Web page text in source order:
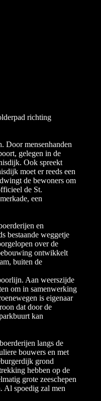
richting
Door mensenhanden
gelegen in de
Ook spreekt
moet er reeds een
de bewoners om
de St.
een
en
bestaande weggetje
over de
ontwikkelt
buiten de
Aan weerszijde
om in samenwerking
is eigenaar
dat door de
kan
langs de
bouwers en met
grond
hebben op de
grote zeeschepen
Al spoedig zal men